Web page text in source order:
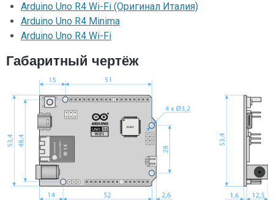
Arduino Uno R4 Wi-Fi (Оригинал Италия)
Arduino Uno R4 Minima
Arduino Uno R4 Wi-Fi
Габаритный чертёж